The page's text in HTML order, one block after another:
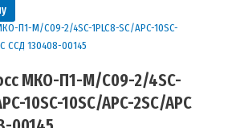
МКО-П1-М/C09-2/4SC-
10SC-10SC/APC-2SC/APC